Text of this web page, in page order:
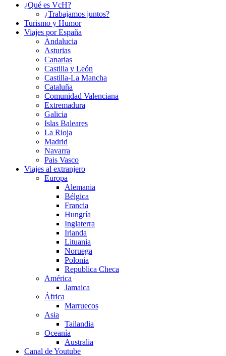
¿Qué es VcH?
¿Trabajamos juntos?
Turismo y Humor
Viajes por España
Andalucia
Asturias
Canarias
Castilla y León
Castilla-La Mancha
Cataluña
Comunidad Valenciana
Extremadura
Galicia
Islas Baleares
La Rioja
Madrid
Navarra
Pais Vasco
Viajes al extranjero
Europa
Alemania
Bélgica
Francia
Hungría
Inglaterra
Irlanda
Lituania
Noruega
Polonia
Republica Checa
América
Jamaica
África
Marruecos
Asia
Tailandia
Oceanía
Australia
Canal de Youtube